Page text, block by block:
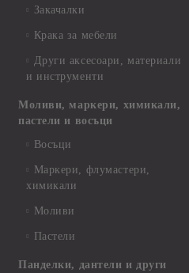
Закачалки
Крака за мебели
Други аксесоари, материали
и инструменти
Моливи, маркери, химикали,
пастели и восъци
Восъци
Маркери, флумастери,
химикали
Моливи
Пастели
Панделки, дантели и други